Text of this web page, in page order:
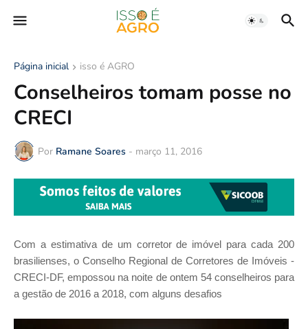
Página inicial isso é AGRO
Conselheiros tomam posse no
CRECI
Por Ramane Soares - março 11, 2016
Com a estimativa de um corretor de imóvel para cada 200
brasilienses, o Conselho Regional de Corretores de Imóveis -
CRECI-DF, empossou na noite de ontem 54 conselheiros para
a gestão de 2016 a 2018, com alguns desafios